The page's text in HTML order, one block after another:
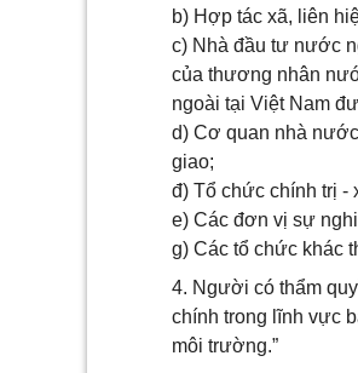
b) Hợp tác xã, liên
c) Nhà đầu tư nước
của thương nhân
ngoài tại Việt Nam
d) Cơ quan nhà
giao;
đ) Tổ chức chính trị -
e) Các đơn vị sự
g) Các tổ chức khác
4. Người có thẩm
chính trong lĩnh vực
môi trường.”